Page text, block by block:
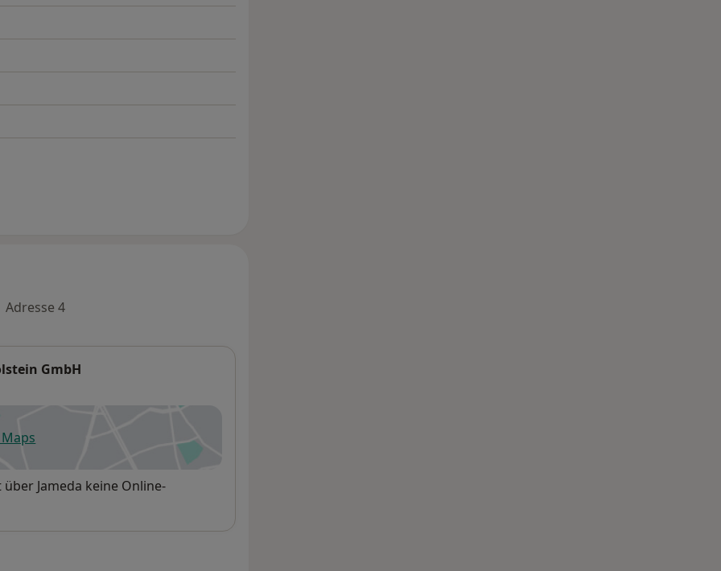
Adresse 4
GmbH
in einer neuen Registerkarte
Jameda keine Online-